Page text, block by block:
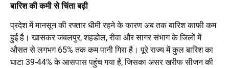
बारिश की कमी से चिंता बढ़ी
प्रदेश में मानसून की रफ्तार धीमी रहने के कारण अब तक बारिश काफी कम
हुई है। खासकर जबलपुर, शहडोल, रीवा और सागर संभाग के जिलों में
औसत से लगभग 65% तक कम पानी गिरा है। पूरे राज्य में कुल बारिश का
घाटा 39-44% के आसपास पहुंच गया है, जिसका असर खरीफ सीजन की